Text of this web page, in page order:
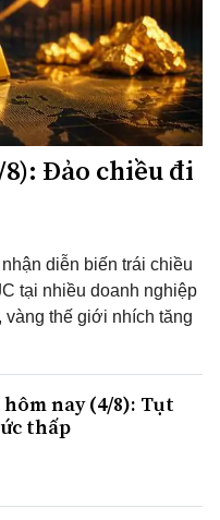
Đảo chiều đi
diễn biến trái chiều
tại nhiều doanh nghiệp
vàng thế giới nhích tăng
hôm nay (4/8): Tụt
thấp